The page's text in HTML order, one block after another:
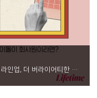
인업, 더 버라이어티한 회